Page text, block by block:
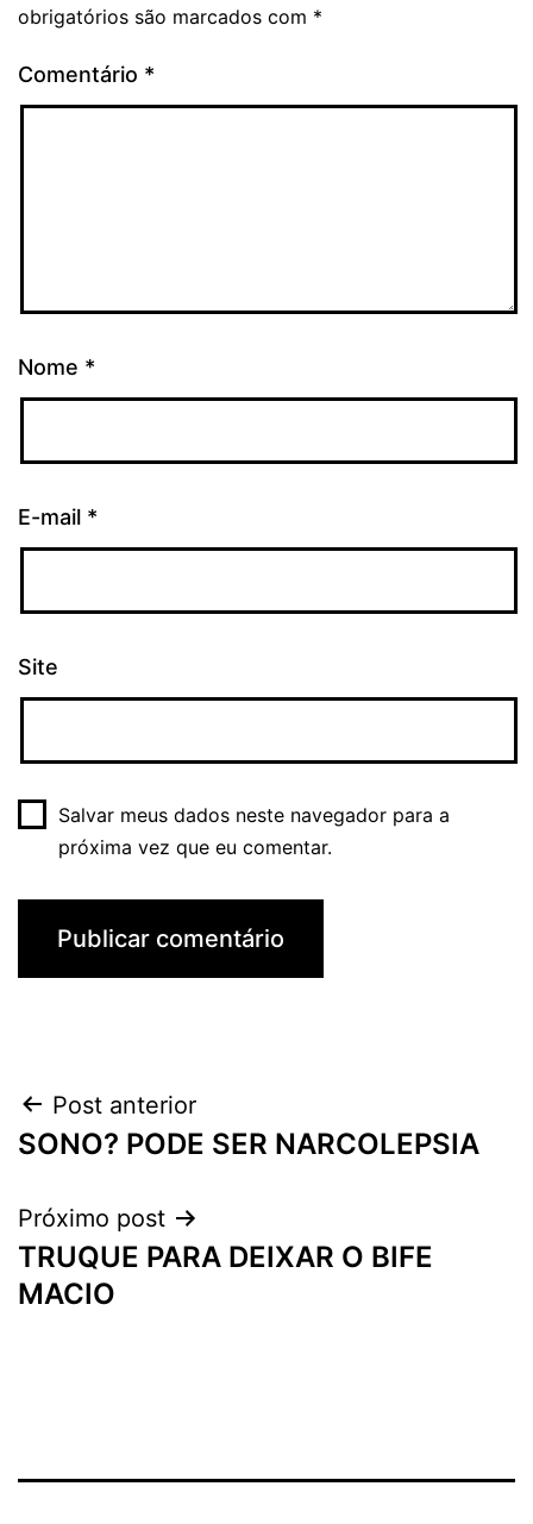
obrigatórios são marcados com *
Comentário *
Nome *
E-mail *
Site
Salvar meus dados neste navegador para a
próxima vez que eu comentar.
Navegação
de
Post
Post anterior
SONO? PODE SER NARCOLEPSIA
Próximo post
TRUQUE PARA DEIXAR O BIFE
MACIO